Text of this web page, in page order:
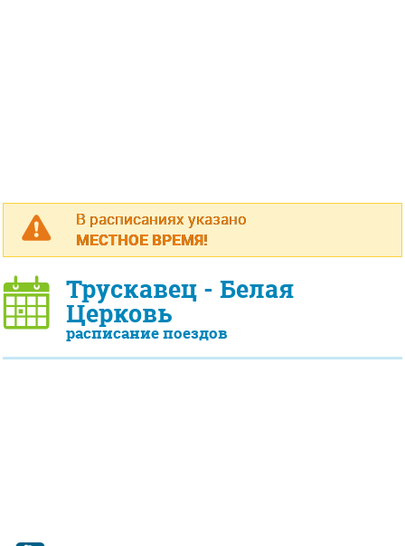
В расписаниях указано
МЕСТНОЕ ВРЕМЯ!
Трускавец - Белая
Церковь
расписание поездов